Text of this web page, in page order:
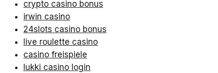
crypto casino bonus
irwin casino
24slots casino bonus
live roulette casino
casino freispiele
lukki casino login